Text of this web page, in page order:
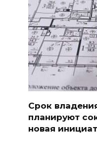
Срок
планируют
новая